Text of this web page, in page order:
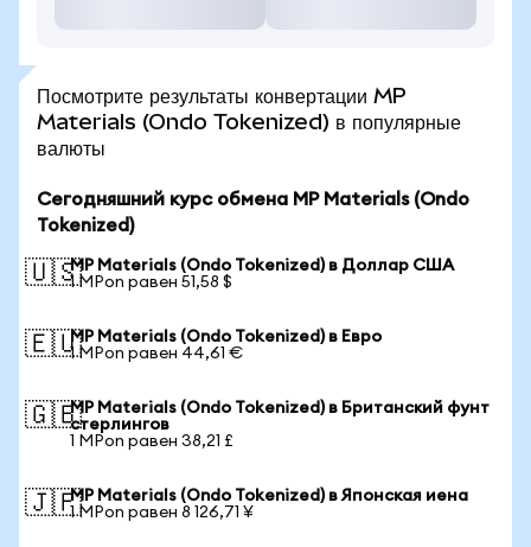
Посмотрите результаты конвертации MP
Materials (Ondo Tokenized) в популярные
валюты
Сегодняшний курс обмена MP Materials (Ondo
Tokenized)
🇺🇸MP Materials (Ondo Tokenized) в Доллар США
1 MPon равен 51,58 $
🇪🇺MP Materials (Ondo Tokenized) в Евро
1 MPon равен 44,61 €
🇬🇧MP Materials (Ondo Tokenized) в Британский фунт
стерлингов
1 MPon равен 38,21 £
🇯🇵MP Materials (Ondo Tokenized) в Японская иена
1 MPon равен 8 126,71 ¥